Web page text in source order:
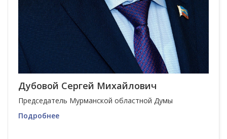
Дубовой Сергей Михайлович
Председатель Мурманской областной Думы
Подробнее